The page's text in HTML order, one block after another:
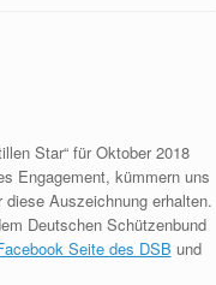
Star“ für Oktober 2018
Engagement, kümmern uns
Auszeichnung erhalten.
Deutschen Schützenbund
Seite des DSB und